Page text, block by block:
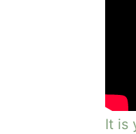
It is